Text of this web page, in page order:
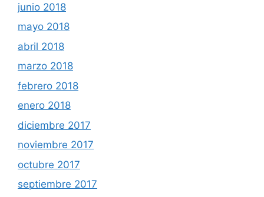
junio 2018
mayo 2018
abril 2018
marzo 2018
febrero 2018
enero 2018
diciembre 2017
noviembre 2017
octubre 2017
septiembre 2017